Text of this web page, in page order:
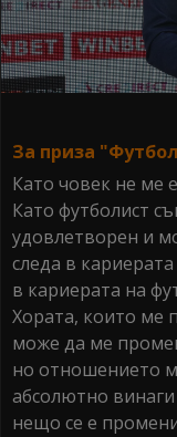
За приза
Като човек не ме
Като футболист
удовлетворен и
следа в
в кариерата на
Хората, които ме
може да ме
но отношението
абсолютно
нещо се е